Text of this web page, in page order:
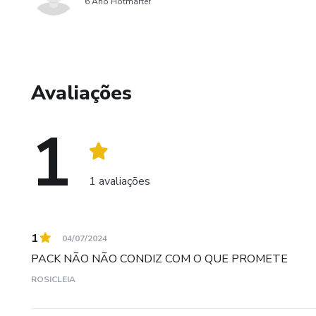
Avaliações
1 1 avaliações
1 04/07/2024
PACK NÃO NÃO CONDIZ COM O QUE PROMETE
ROSICLEIA